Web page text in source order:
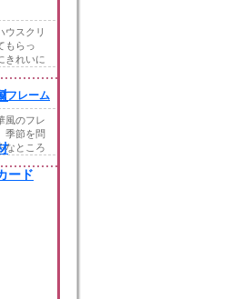
ウスクリ
もらっ
きれいに
ジし...
フレーム
風のフレ
季節を問
なところ
ード